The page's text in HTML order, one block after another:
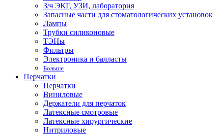
З/ч ЭКГ, УЗИ, лаборатория
Запасные части для стоматологических установок
Лампы
Трубки силиконовые
ТЭНы
Фильтры
Электроника и балласты
Больше
Перчатки
Перчатки
Виниловые
Держатели для перчаток
Латексные смотровые
Латексные хирургические
Нитриловые